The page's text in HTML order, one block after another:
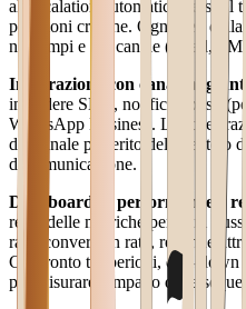
all'escalation automatica verso il
posizioni critiche. Ogni step della
nei tempi e nel canale (email,
Integrazione con canali
includere SMS, notifiche push
WhatsApp Business.
del canale preferito del cliente o
di comunicazione.
Dashboard di performance e
reale delle metriche per ogni
rate, conversion rate, revenue
Confronto tra periodi, drill-down
per misurare l'impatto delle